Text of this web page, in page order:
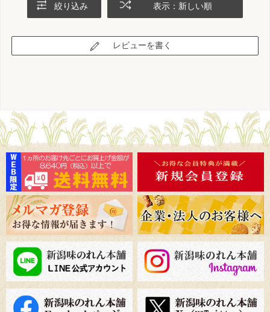
絞り込み 表示：新しい順
レビューを書く